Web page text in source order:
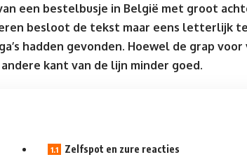
een bestelbusje in België met groot
besloot de tekst maar eens letterlijk te
hadden gevonden. Hoewel de grap voor
kant van de lijn minder goed.
Zelfspot en zure reacties